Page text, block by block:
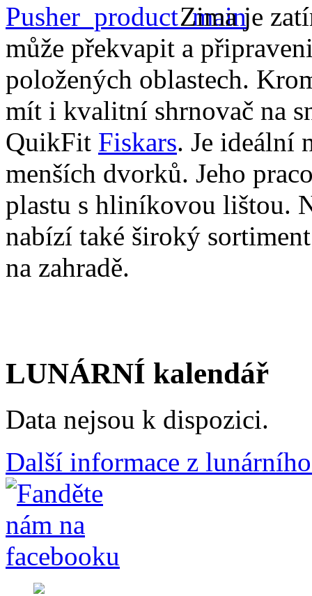
Zima je
může překvapit a
položených oblastech.
mít i kvalitní shrnovač na
QuikFit Fiskars. Je ideální
menších dvorků. Jeho
plastu s hliníkovou lištou.
nabízí také široký
na zahradě.
LUNÁRNÍ kalendář
Data nejsou k dispozici.
Další informace z